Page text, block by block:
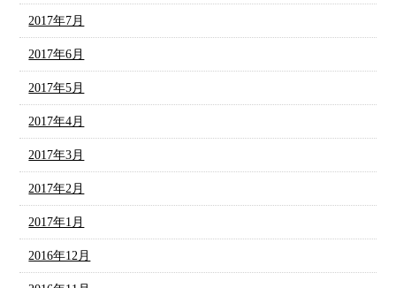
2017年7月
2017年6月
2017年5月
2017年4月
2017年3月
2017年2月
2017年1月
2016年12月